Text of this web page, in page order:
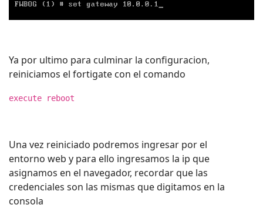
Ya por ultimo para culminar la configuracion,
reiniciamos el fortigate con el comando
execute reboot
Una vez reiniciado podremos ingresar por el
entorno web y para ello ingresamos la ip que
asignamos en el navegador, recordar que las
credenciales son las mismas que digitamos en la
consola